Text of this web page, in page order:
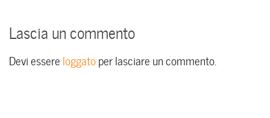
Lascia un commento
Devi essere loggatoper lasciare un commento.